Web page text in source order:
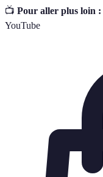
📺 Pour aller plus loin :
YouTube